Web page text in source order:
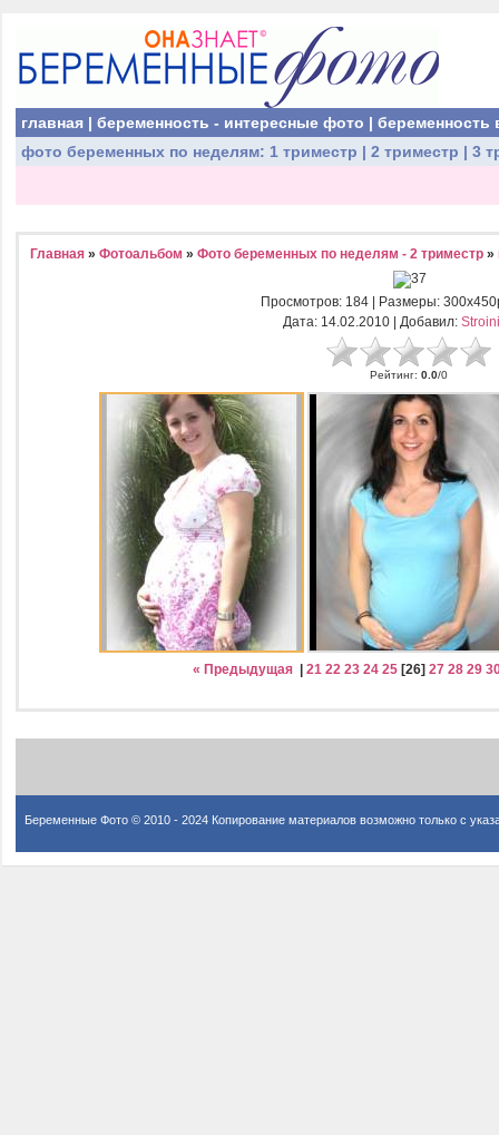
главная | беременность - интересные фото | беременность
фото беременных по неделям: 1 триместр | 2 триместр | 3
Главная » Фотоальбом » Фото беременных по неделям - 2 триместр »
Просмотров: 184 | Размеры:
Дата: 14.02.2010 | Добавил:
Рейтинг: 0.0/0
« Предыдущая 21 22 23 24 25 [26] 27 28 29
Беременные Фото © 2010 - 2024 Копирование материалов возможно только с